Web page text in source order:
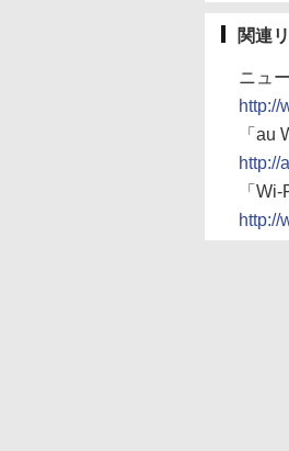
関連
ニュ
http://
「au
http://
「Wi-
http://